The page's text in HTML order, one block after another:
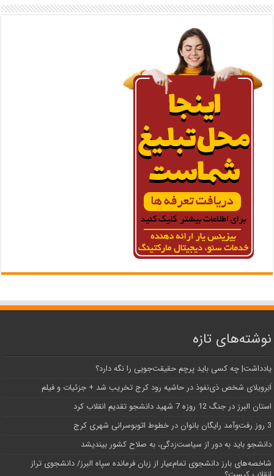
نوشته‌های تازه
یادداشت| ‌چه کسی باید پرچم حقیقت‌جویی را نگه دارد؟
اَبَر‌ویلای شخص ذی‌نفوذ در حاشیه‌ رود کرج تخریب شد + جزئیات و فیلم
استان البرز در جنگ 12 روزه 7 شهید دانشجو تقدیم انقلاب کرد
3 روز رفت‌وآمد رایگان بانوان در خطوط اتوبوسرانی شهری کرج
دانشجو باید به دور از سیاست‌زدگی، به صلاح کشور بیندیشد
شاخصه‌های بارز دانشجوی تمام‌عیار از زبان فرمانده سپاه البرز/ دانشجوی تراز